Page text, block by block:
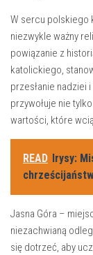
W sercu polskiego
niezwykle ważny
⁢powiązanie z
katolickiego,
przesłanie nadziei‍
przywołuje ⁣nie‌
wartości, które
READ Irysy:
Jasna Góra –
niezachwianą
się dotrzeć, aby